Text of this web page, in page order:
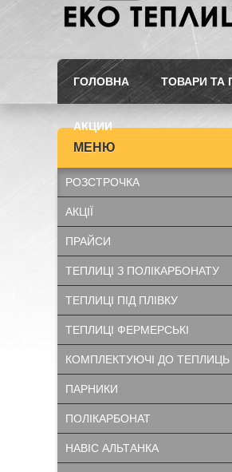
ГОЛОВНА ТОВАРИ ТА
АКЦИИ
РОЗСТРОЧКА
АКЦІЇ
ПРАЙСИ
ТЕПЛИЦІ З ПОЛІКАРБОНАТУ
ТЕПЛИЦІ ПІД ПЛІВКУ
ТЕПЛИЦІ ФЕРМЕРСЬКІ
КОМПЛЕКТУЮЧІ ДО ТЕПЛИЦЬ
ПАРНИКИ
ПОЛІКАРБОНАТ
НАВІС АЛЬТАНКА